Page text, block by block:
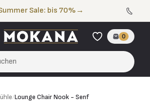
Sale: bis 70% →
0
/Lounge Chair Nook - Senf